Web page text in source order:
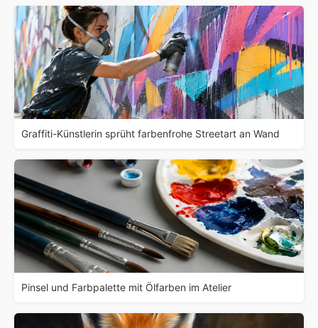
Graffiti-Künstlerin sprüht farbenfrohe Streetart an Wand
Pinsel und Farbpalette mit Ölfarben im Atelier